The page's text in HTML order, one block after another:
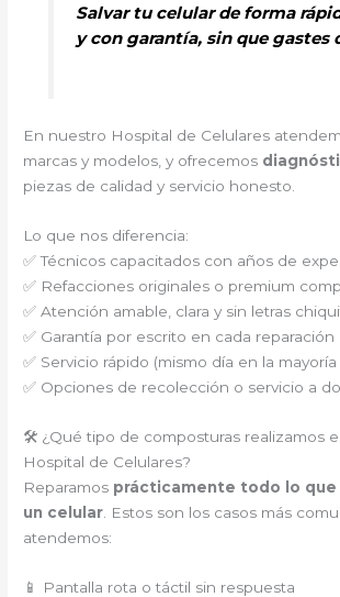
Salvar tu celular de forma
y con garantía, sin que gastes
En nuestro Hospital de Celulares
marcas y modelos, y ofrecemos
piezas de calidad y servicio honesto.
Lo que nos diferencia:
✅ Técnicos capacitados con años de
✅ Refacciones originales o premium
✅ Atención amable, clara y sin letras
✅ Garantía por escrito en cada reparación
✅ Servicio rápido (mismo día en la
✅ Opciones de recolección o servicio a
🛠️ ¿Qué tipo de composturas realizamos
Hospital de Celulares?
Reparamos prácticamente todo lo que
un celular . Estos son los casos más
atendemos:
📱 Pantalla rota o táctil sin respuesta